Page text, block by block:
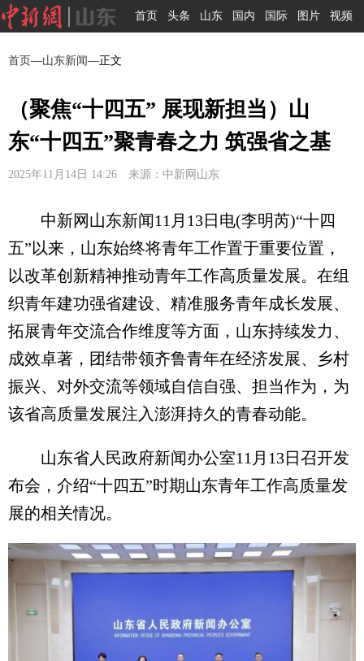
首页 头条 山东 国内 国际 图片 视频
首页—山东新闻—正文
（聚焦“十四五” 展现新担当）山
东“十四五”聚青春之力 筑强省之基
2025年11月14日 14:26 来源：中新网山东
中新网山东新闻11月13日电(李明芮)“十四
五”以来，山东始终将青年工作置于重要位置，
以改革创新精神推动青年工作高质量发展。在组
织青年建功强省建设、精准服务青年成长发展、
拓展青年交流合作维度等方面，山东持续发力、
成效卓著，团结带领齐鲁青年在经济发展、乡村
振兴、对外交流等领域自信自强、担当作为，为
该省高质量发展注入澎湃持久的青春动能。
山东省人民政府新闻办公室11月13日召开发
布会，介绍“十四五”时期山东青年工作高质量发
展的相关情况。